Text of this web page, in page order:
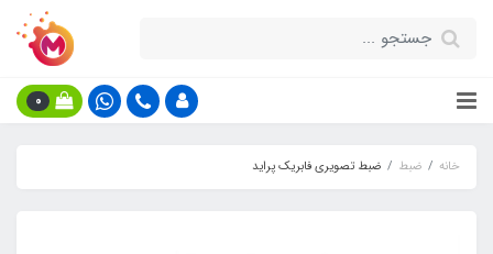
0
خانه ضبط ضبط تصویری فابریک پراید